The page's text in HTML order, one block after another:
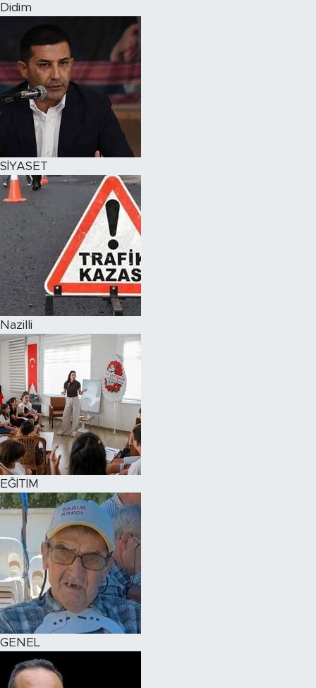
Didim
SİYASET
Nazilli
EĞİTİM
GENEL